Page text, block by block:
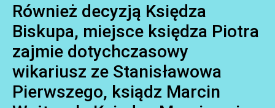
Również decyzją Księdza
Biskupa, miejsce księdza Piotra
zajmie dotychczasowy
wikariusz ze Stanisławowa
Pierwszego, ksiądz Marcin